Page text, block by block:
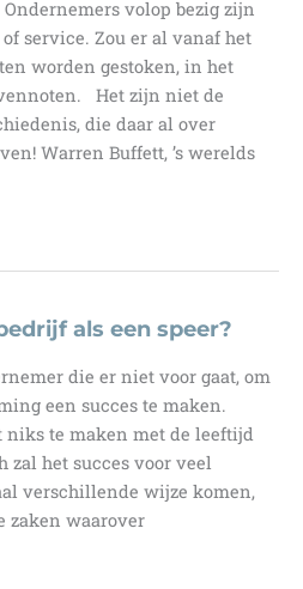
volop bezig zijn
service. Zou er al vanaf het
worden gestoken, in het
Het zijn niet de
die daar al over
Warren Buffett, ’s werelds
als een speer?
die er niet voor gaat, om
een succes te maken.
niks te maken met de leeftijd
zal het succes voor veel
verschillende wijze komen,
zaken waarover